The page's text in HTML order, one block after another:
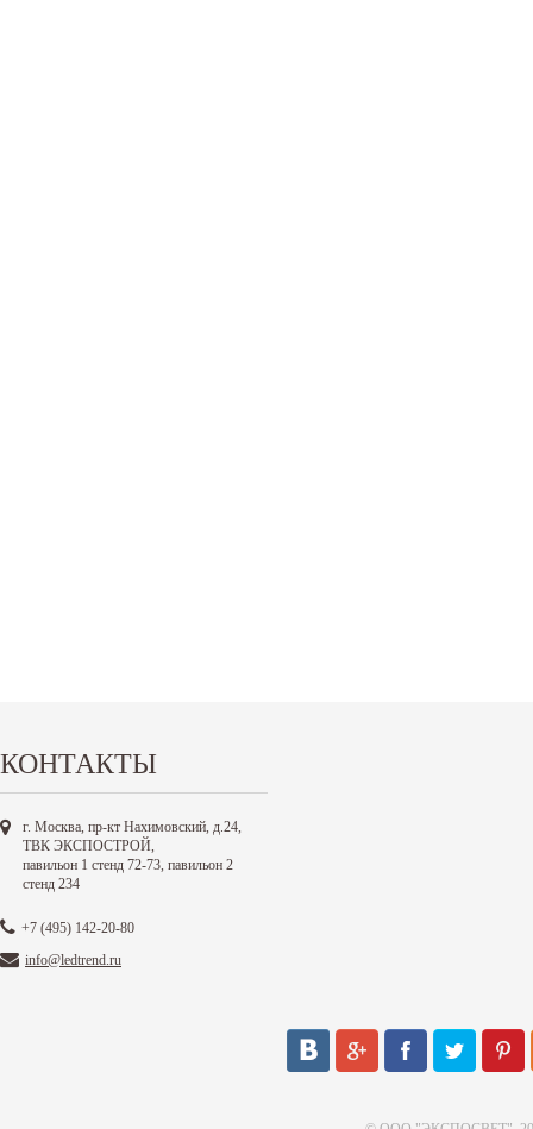
КОНТАКТЫ
г. Москва, пр-кт Нахимовский, д.24,
ТВК ЭКСПОСТРОЙ,
павильон 1 стенд 72-73, павильон 2
стенд 234
+7 (495) 142-20-80
info@ledtrend.ru